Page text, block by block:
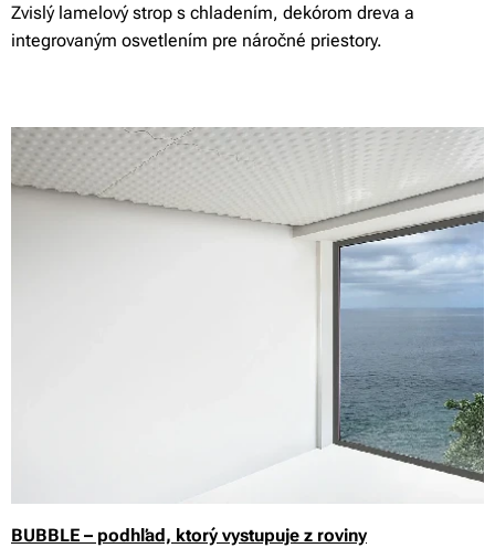
Zvislý lamelový strop s chladením, dekórom dreva a
integrovaným osvetlením pre náročné priestory.
BUBBLE – podhľad, ktorý vystupuje z roviny